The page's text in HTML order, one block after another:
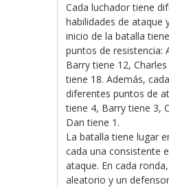
Cada luchador tiene
habilidades de ataque
inicio de la batalla
puntos de resistencia:
Barry tiene 12,
tiene 18. Además,
diferentes puntos de
tiene 4, Barry tiene 3,
Dan tiene 1.
La batalla tiene lugar
cada una consistente
ataque. En cada
aleatorio y un